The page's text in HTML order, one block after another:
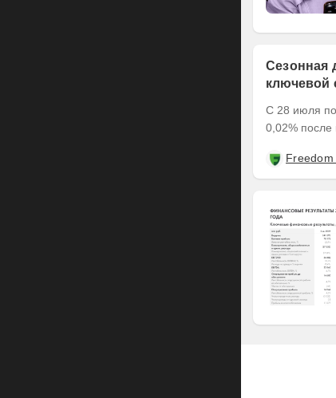
Сезонная
ключевой
С 28 июля по
0,02% после
Freedom